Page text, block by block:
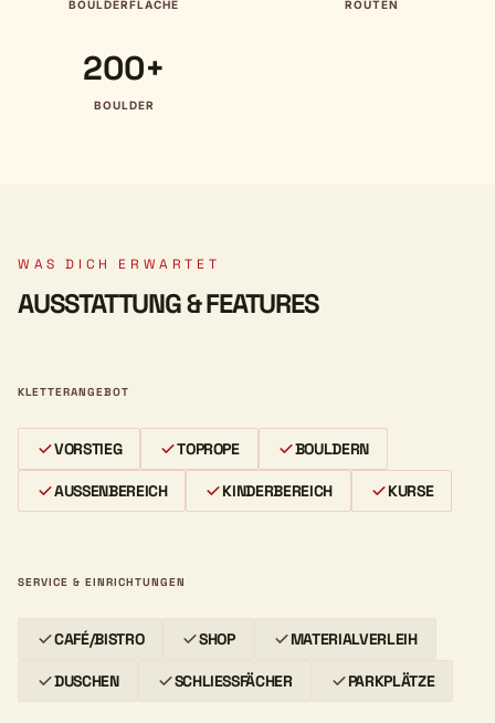
BOULDERFLÄCHE ROUTEN
200+
BOULDER
WAS DICH ERWARTET
AUSSTATTUNG & FEATURES
KLETTERANGEBOT
VORSTIEG TOPROPE BOULDERN
AUSSENBEREICH KINDERBEREICH KURSE
SERVICE & EINRICHTUNGEN
CAFÉ/BISTRO SHOP MATERIALVERLEIH
DUSCHEN SCHLIESSFÄCHER PARKPLÄTZE